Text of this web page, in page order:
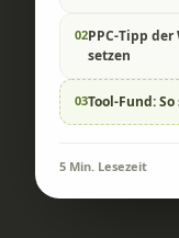
02PPC-Tipp
setzen
03Tool-Fund:
5 Min. Lesezeit